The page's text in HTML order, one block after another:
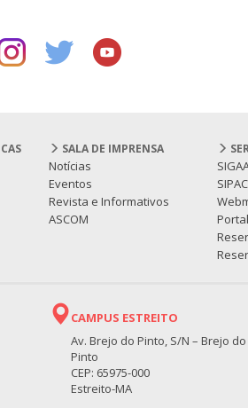
SALA DE IMPRENSA
Notícias
Eventos
Revista e Informativos
ASCOM
SIPAC
CAMPUS ESTREITO
Av. Brejo do Pinto, S/N – Brejo do
Pinto
CEP: 65975-000
Estreito-MA